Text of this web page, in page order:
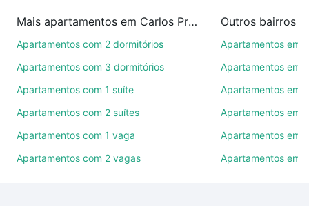
imobiliárias te ajudando na compra, venda ou troca
de imóveis.
Como escolher um imóvel?
Use barra de busca no topo para pesquisar por
ruas, bairros e até condomínios favoritos. Você
também pode usar os filtros como quantidade de
combinar perfeitamente com o preço, metragem e
Mais apartamentos em Carlos Prates
Apartamentos com 2 dormitórios
Apartamentos com 3 dormitórios
Apartamentos com 1 suíte
Apartamentos com 2 suítes
Apartamentos com 1 vaga
Apartamentos com 2 vagas
Apartamentos em
Apartamentos em
Apartamentos em
Apartamentos em
Apartamentos em
Apartamentos em